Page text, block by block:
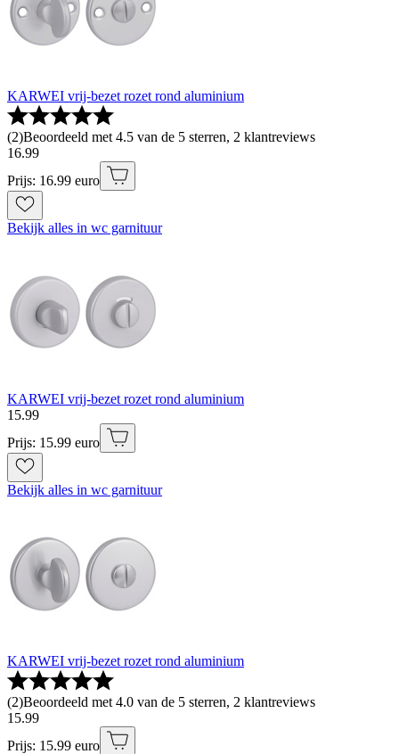
KARWEI vrij-bezet rozet rond aluminium
(2)Beoordeeld met 4.5 van de 5 sterren, 2 klantreviews
16.99
Prijs: 16.99 euro
Bekijk alles in wc garnituur
KARWEI vrij-bezet rozet rond aluminium
15.99
Prijs: 15.99 euro
Bekijk alles in wc garnituur
KARWEI vrij-bezet rozet rond aluminium
(2)Beoordeeld met 4.0 van de 5 sterren, 2 klantreviews
15.99
Prijs: 15.99 euro